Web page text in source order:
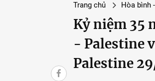
Trang chủ Hòa bình
Kỷ niệm 35
- Palestine
Palestine